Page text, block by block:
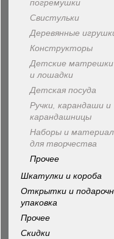
Свистульки
Деревянные
Конструкторы
Детские матрешки
и лошадки
Детская посуда
Ручки, карандаши и
карандашницы
Наборы и
для творчества
Прочее
Шкатулки и короба
Открытки и
упаковка
Прочее
Скидки